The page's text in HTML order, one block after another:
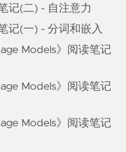
记(二) - 自注意力
记(一) - 分词和嵌入
Models》阅读笔记
Models》阅读笔记
Models》阅读笔记